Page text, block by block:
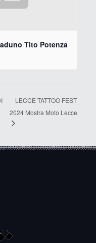
Tito Potenza
LECCE TATTOO FEST
2024 Mostra Moto Lecce